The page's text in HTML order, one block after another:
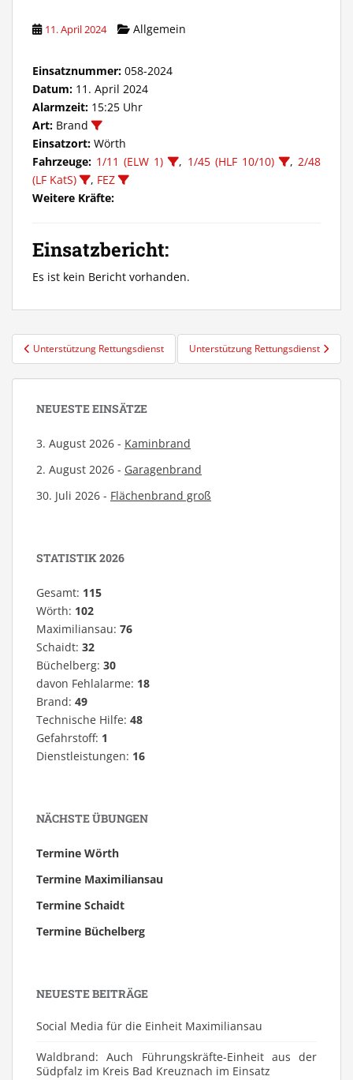
11. April 2024 Allgemein
Einsatznummer: 058-2024
Datum: 11. April 2024
Alarmzeit: 15:25 Uhr
Art: Brand
Einsatzort: Wörth
Fahrzeuge: 1/11 (ELW 1) , 1/45 (HLF 10/10) ,2/48
(LF KatS)
, FEZ
Weitere Kräfte:
Einsatzbericht:
Es ist kein Bericht vorhanden.
Beitragsnavigation
Unterstützung Rettungsdienst Unterstützung Rettungsdienst
NEUESTE EINSÄTZE
3. August 2026 - Kaminbrand
2. August 2026 - Garagenbrand
30. Juli 2026 - Flächenbrand groß
STATISTIK 2026
Gesamt: 115
Wörth: 102
Maximiliansau: 76
Schaidt: 32
Büchelberg: 30
davon Fehlalarme: 18
Brand: 49
Technische Hilfe: 48
Gefahrstoff: 1
Dienstleistungen: 16
NÄCHSTE ÜBUNGEN
Termine Wörth
Termine Maximiliansau
Termine Schaidt
Termine Büchelberg
NEUESTE BEITRÄGE
Social Media für die Einheit Maximiliansau
Waldbrand: Auch Führungskräfte-Einheit aus der
Südpfalz im Kreis Bad Kreuznach im Einsatz